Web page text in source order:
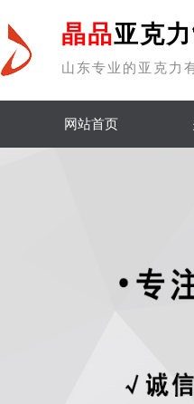
晶品亚克
山东专业的亚克力
网站首页